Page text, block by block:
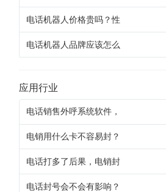
电话机器人价格贵吗？性
电话机器人品牌应该怎么
应用行业
电话销售外呼系统软件，
电销用什么卡不容易封？
电话打多了后果，电销封
电话封号会不会有影响？